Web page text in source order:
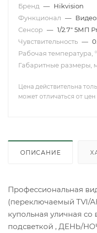
Бренд — Hikvision
Функционал —
Сенсор — 1/2.7" 5МП
Чувствительность —
Рабочая температура,
Габаритные размеры,
Цена действительна
может отличаться от
ОПИСАНИЕ
Профессиональная
(переключаемый TVI/
купольная уличная со
подсветкой , ДЕНЬ/